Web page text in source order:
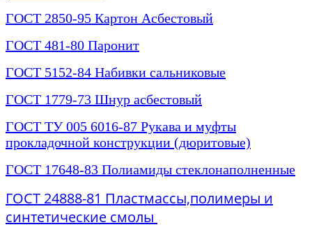
ГОСТ 2850-95 Картон Асбестовый
ГОСТ 481-80 Паронит
ГОСТ 5152-84 Набивки сальниковые
ГОСТ 1779-73 Шнур асбестовый
ГОСТ ТУ 005 6016-87 Рукава и муфты
прокладочной конструкции (дюритовые)
ГОСТ 17648-83 Полиамиды стеклонаполненные
ГОСТ 24888-81 Пластмассы,полимеры и
синтетические смолы